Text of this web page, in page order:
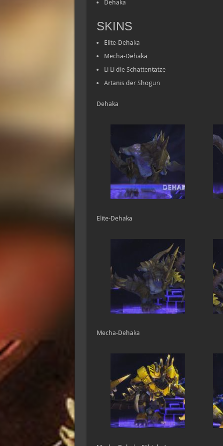
Dehaka
SKINS
Elite-Dehaka
Mecha-Dehaka
Li Li die Schattentatze
Artanis der Shogun
Dehaka
Elite-Dehaka
Mecha-Dehaka